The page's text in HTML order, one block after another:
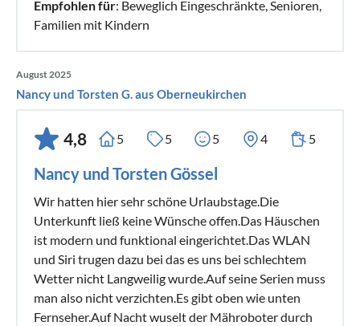
Empfohlen für: Beweglich Eingeschränkte, Senioren,
Familien mit Kindern
August 2025
Nancy und Torsten G. aus Oberneukirchen
4,8 5 5 5 4 5
Nancy und Torsten Gössel
Wir hatten hier sehr schöne Urlaubstage.Die
Unterkunft ließ keine Wünsche offen.Das Häuschen
ist modern und funktional eingerichtet.Das WLAN
und Siri trugen dazu bei das es uns bei schlechtem
Wetter nicht Langweilig wurde.Auf seine Serien muss
man also nicht verzichten.Es gibt oben wie unten
Fernseher.Auf Nacht wuselt der Mähroboter durch